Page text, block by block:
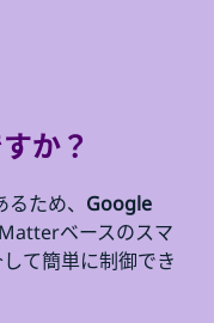
か？
ため、 Google
ベースのスマ
て簡単に制御でき